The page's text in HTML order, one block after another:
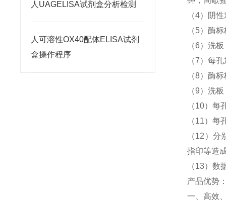
人UAGELISA试剂盒分析检测
人可溶性OX40配体ELISA试剂
盒操作程序
（4）阴
（5）酶
（6）洗
（7）每
（8）酶
（9）洗
（10）
（11）
（12）
指印等造
（13）
产品优势
一、高效